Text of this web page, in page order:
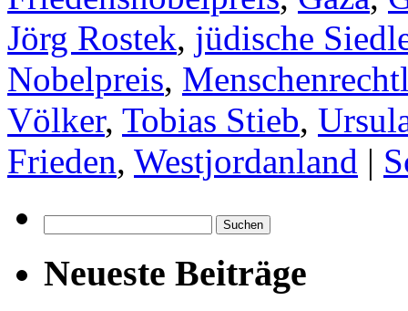
Jörg Rostek, jüdische
Nobelpreis,
Völker, Tobias Stieb,
Frieden, Westjordanland |
nach:
Neueste Beiträge